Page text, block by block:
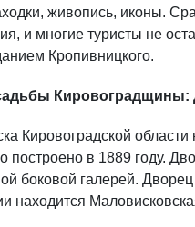
живопись, иконы.
и многие туристы не
Кропивницкого.
Кировоградщины:
Кировоградской
в 1889 году.
боковой галерей.
находится